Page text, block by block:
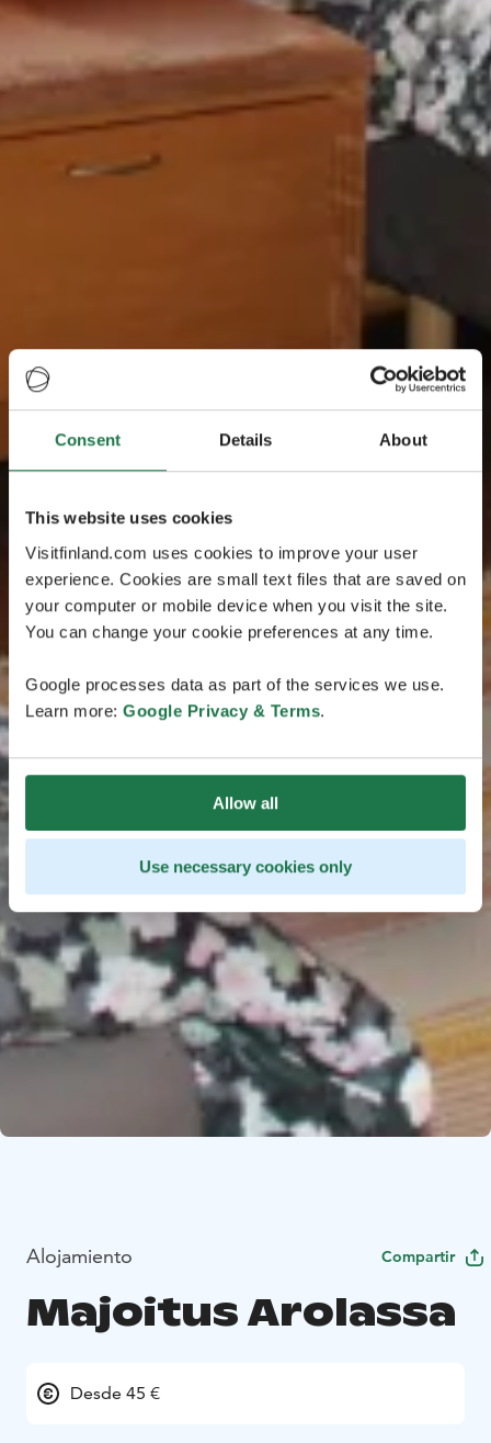
Consent Details About
This website uses cookies
Visitfinland.com uses cookies to improve your user
experience. Cookies are small text files that are saved on
your computer or mobile device when you visit the site.
You can change your cookie preferences at any time.
Google processes data as part of the services we use.
Learn more: Google Privacy & Terms.
Allow all
Use necessary cookies only
Alojamiento Compartir
Majoitus Arolassa
Desde 45 €